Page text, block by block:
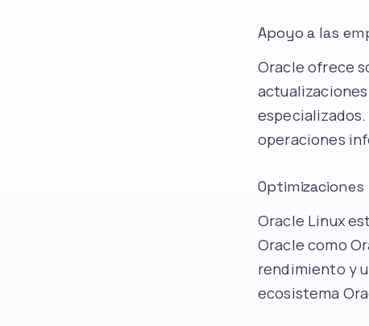
Apoyo a las
Oracle ofrece
operaciones
Oracle Linux
Oracle como
rendimiento y
ecosistema